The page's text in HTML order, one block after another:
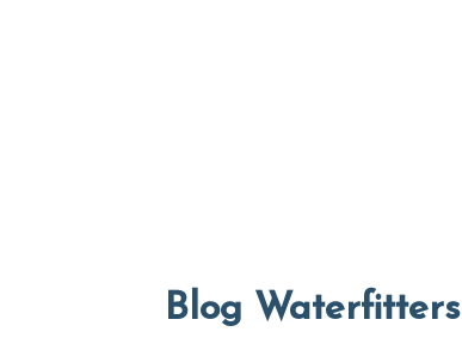
Blog Waterfitters